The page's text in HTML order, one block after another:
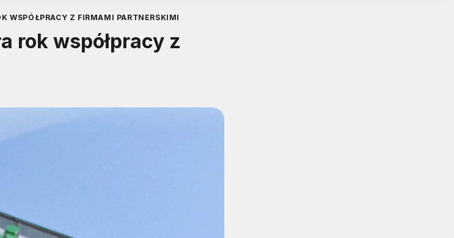
WSPÓŁPRACY Z FIRMAMI PARTNERSKIMI
rok współpracy z